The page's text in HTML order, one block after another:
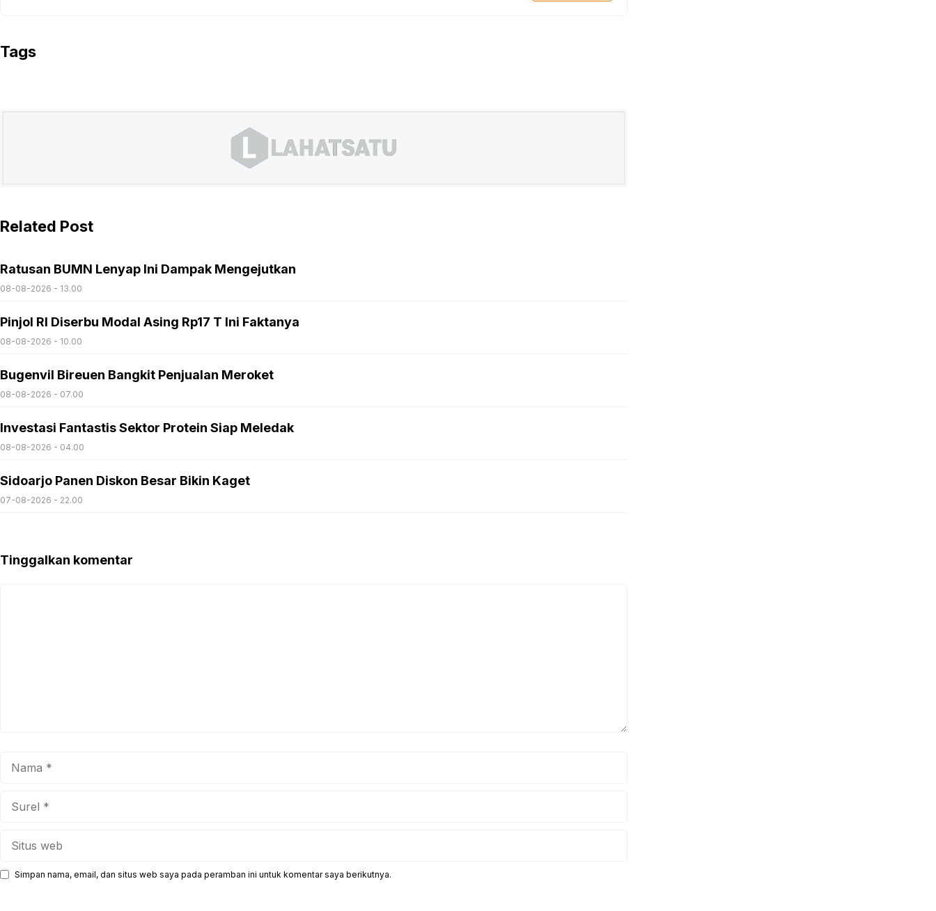
Tags
Related Post
Ratusan BUMN Lenyap Ini Dampak Mengejutkan
08-08-2026 - 13.00
Pinjol RI Diserbu Modal Asing Rp17 T Ini Faktanya
08-08-2026 - 10.00
Bugenvil Bireuen Bangkit Penjualan Meroket
08-08-2026 - 07.00
Investasi Fantastis Sektor Protein Siap Meledak
08-08-2026 - 04.00
Sidoarjo Panen Diskon Besar Bikin Kaget
07-08-2026 - 22.00
Tinggalkan komentar
Simpan nama, email, dan situs web saya pada peramban ini untuk komentar saya berikutnya.